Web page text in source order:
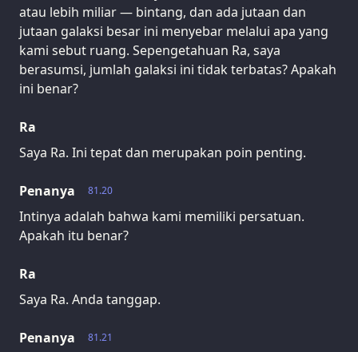
atau lebih miliar — bintang, dan ada jutaan dan
jutaan galaksi besar ini menyebar melalui apa yang
kami sebut ruang. Sepengetahuan Ra, saya
berasumsi, jumlah galaksi ini tidak terbatas? Apakah
ini benar?
Ra
Saya Ra. Ini tepat dan merupakan poin penting.
81.20
Penanya
Intinya adalah bahwa kami memiliki persatuan.
Apakah itu benar?
Ra
Saya Ra. Anda tanggap.
81.21
Penanya